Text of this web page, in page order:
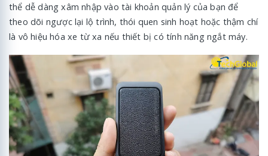
thể dễ dàng xâm nhập vào tài khoản quản lý của bạn để
theo dõi ngược lại lộ trình, thói quen sinh hoạt hoặc thậm chí
là vô hiệu hóa xe từ xa nếu thiết bị có tính năng ngắt máy.